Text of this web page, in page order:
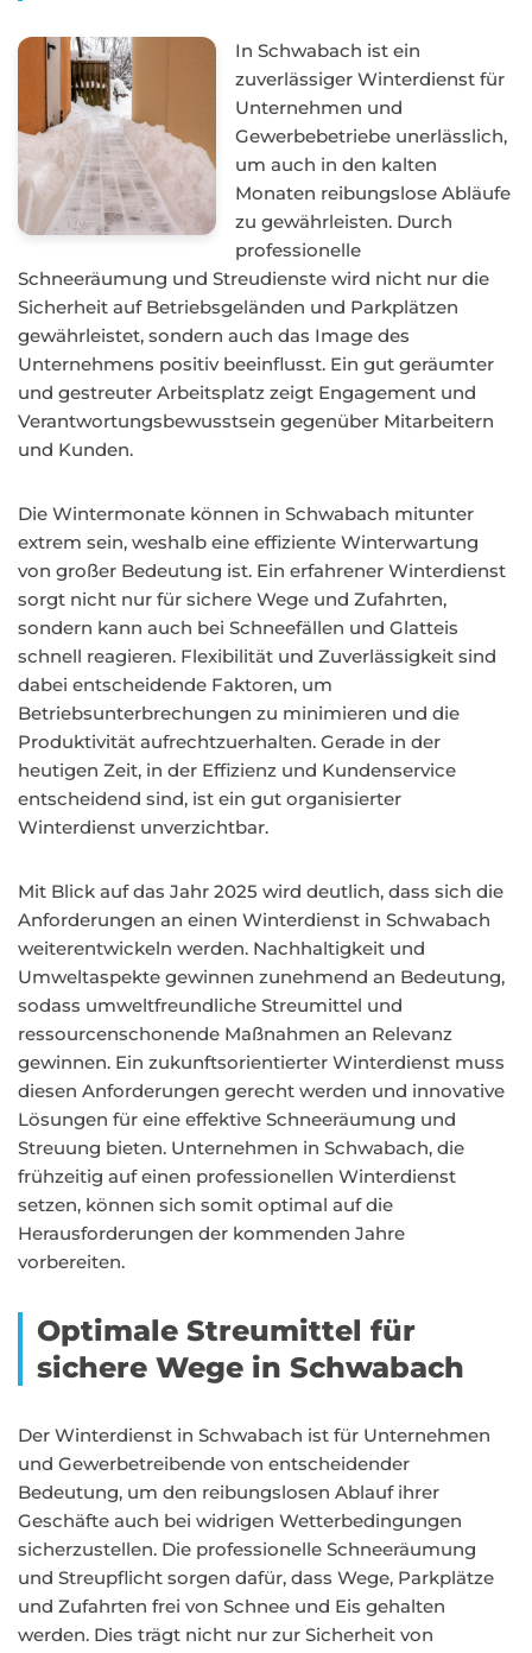
In Schwabach ist ein
zuverlässiger Winterdienst für
Unternehmen und
Gewerbebetriebe unerlässlich,
um auch in den kalten
Monaten reibungslose Abläufe
zu gewährleisten. Durch
professionelle
Schneeräumung und Streudienste wird nicht nur die
Sicherheit auf Betriebsgeländen und Parkplätzen
gewährleistet, sondern auch das Image des
Unternehmens positiv beeinflusst. Ein gut geräumter
und gestreuter Arbeitsplatz zeigt Engagement und
Verantwortungsbewusstsein gegenüber Mitarbeitern
und Kunden.
Die Wintermonate können in Schwabach mitunter
extrem sein, weshalb eine effiziente Winterwartung
von großer Bedeutung ist. Ein erfahrener Winterdienst
sorgt nicht nur für sichere Wege und Zufahrten,
sondern kann auch bei Schneefällen und Glatteis
schnell reagieren. Flexibilität und Zuverlässigkeit sind
dabei entscheidende Faktoren, um
Betriebsunterbrechungen zu minimieren und die
Produktivität aufrechtzuerhalten. Gerade in der
heutigen Zeit, in der Effizienz und Kundenservice
entscheidend sind, ist ein gut organisierter
Winterdienst unverzichtbar.
Mit Blick auf das Jahr 2025 wird deutlich, dass sich die
Anforderungen an einen Winterdienst in Schwabach
weiterentwickeln werden. Nachhaltigkeit und
Umweltaspekte gewinnen zunehmend an Bedeutung,
sodass umweltfreundliche Streumittel und
ressourcenschonende Maßnahmen an Relevanz
gewinnen. Ein zukunftsorientierter Winterdienst muss
diesen Anforderungen gerecht werden und innovative
Lösungen für eine effektive Schneeräumung und
Streuung bieten. Unternehmen in Schwabach, die
frühzeitig auf einen professionellen Winterdienst
setzen, können sich somit optimal auf die
Herausforderungen der kommenden Jahre
vorbereiten.
Optimale Streumittel für
sichere Wege in Schwabach
Der Winterdienst in Schwabach ist für Unternehmen
und Gewerbetreibende von entscheidender
Bedeutung, um den reibungslosen Ablauf ihrer
Geschäfte auch bei widrigen Wetterbedingungen
sicherzustellen. Die professionelle Schneeräumung
und Streupflicht sorgen dafür, dass Wege, Parkplätze
und Zufahrten frei von Schnee und Eis gehalten
werden. Dies trägt nicht nur zur Sicherheit von